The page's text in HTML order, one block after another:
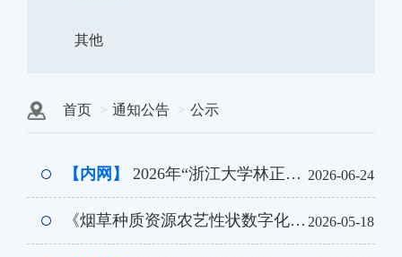
其他
首页 通知公告 公示
2026-06-24
【内网】 2026年“浙江大学林正炎奖学金”获奖名单公示
2026-05-18
《烟草种质资源农艺性状数字化精准鉴定、基因挖掘及应用》 成果报奖公示